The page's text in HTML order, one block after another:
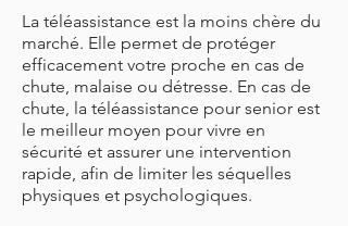
La téléassistance est la moins chère du
marché. Elle permet de protéger
efficacement votre proche en cas de
chute, malaise ou détresse. En cas de
chute, la téléassistance pour senior est
le meilleur moyen pour vivre en
sécurité et assurer une intervention
rapide, afin de limiter les séquelles
physiques et psychologiques.